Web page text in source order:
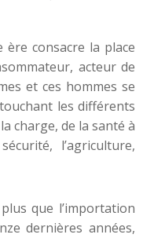
consacre la place
acteur de
et ces hommes se
les différents
charge, de la santé à
l’agriculture,
que l’importation
dernières années,